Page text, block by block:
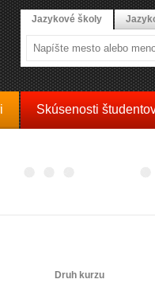
Skúsenosti
Druh kurzu
Jazykové školy